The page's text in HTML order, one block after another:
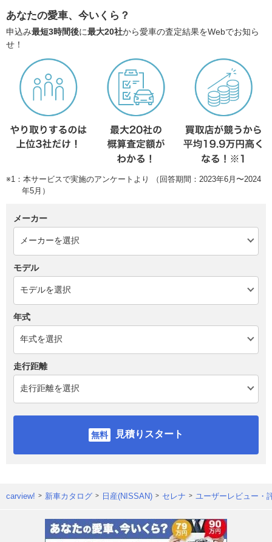
あなたの愛車、今いくら？
申込み最短3時間後に最大20社から愛車の査定結果をWebでお知ら
せ！
※1：本サービスで実施のアンケートより （回答期間：2023年6月〜2024
年5月）
メーカー
モデル
年式
走行距離
見積りスタート
carview! 新車カタログ 日産(NISSAN) セレナ ユーザーレビュー・